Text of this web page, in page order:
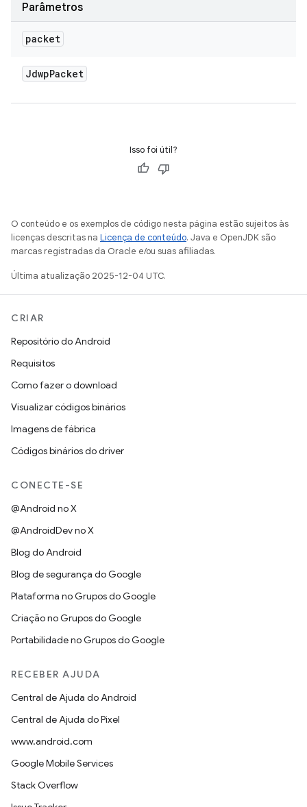
Parâmetros
packet
JdwpPacket
Isso foi útil?
O conteúdo e os exemplos de código nesta página estão sujeitos às
licenças descritas na Licença de conteúdo. Java e OpenJDK são
marcas registradas da Oracle e/ou suas afiliadas.
Última atualização 2025-12-04 UTC.
CRIAR
Repositório do Android
Requisitos
Como fazer o download
Visualizar códigos binários
Imagens de fábrica
Códigos binários do driver
CONECTE-SE
@Android no X
@AndroidDev no X
Blog do Android
Blog de segurança do Google
Plataforma no Grupos do Google
Criação no Grupos do Google
Portabilidade no Grupos do Google
RECEBER AJUDA
Central de Ajuda do Android
Central de Ajuda do Pixel
www.android.com
Google Mobile Services
Stack Overflow